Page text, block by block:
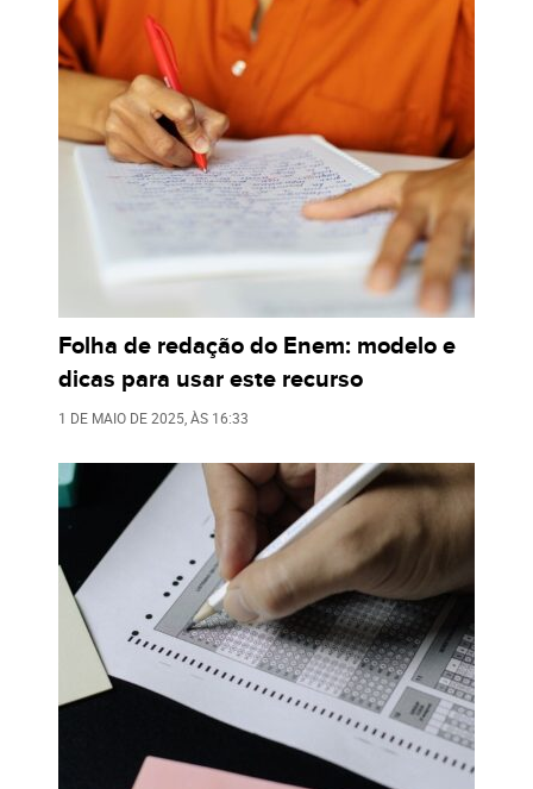
Folha de redação do Enem: modelo e
dicas para usar este recurso
1 DE MAIO DE 2025 , ÀS 16:33